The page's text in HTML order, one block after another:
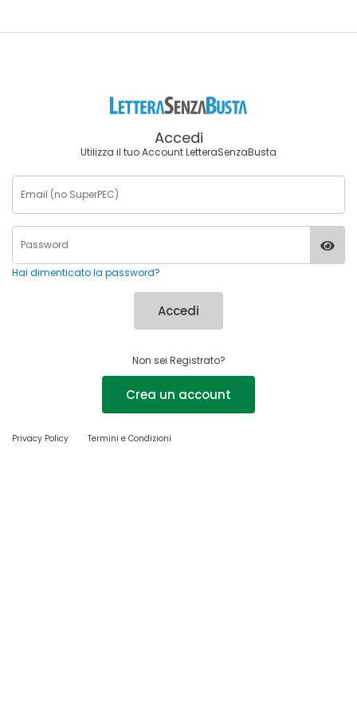
Accedi
Utilizza il tuo Account LetteraSenzaBusta
Hai dimenticato la password?
Accedi
Non sei Registrato?
Crea un account
Privacy Policy Termini e Condizioni